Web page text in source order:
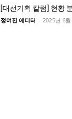
[대선기획 칼럼] 현황
정여진 에디터 - 2025년 6월